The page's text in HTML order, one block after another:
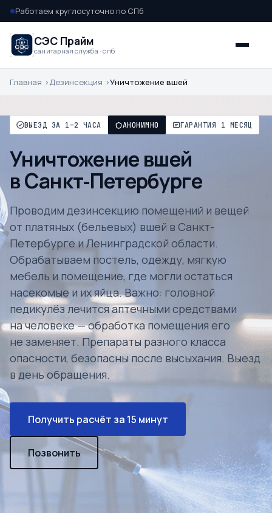
●Работаем круглосуточно по СПб
СЭС Прайм
санитарная служба · спб
Главная Дезинсекция Уничтожение вшей
ВЫЕЗД ЗА 1–2 ЧАСА АНОНИМНО ГАРАНТИЯ 1 МЕСЯЦ
Уничтожение вшей
в Санкт-Петербурге
Проводим дезинсекцию помещений и вещей
от платяных (бельевых) вшей в Санкт-
Петербурге и Ленинградской области.
Обрабатываем постель, одежду, мягкую
мебель и помещение, где могли остаться
насекомые и их яйца. Важно: головной
педикулёз лечится аптечными средствами
на человеке — обработка помещения его
не заменяет. Препараты разного класса
опасности, безопасны после высыхания. Выезд
в день обращения.
Получить расчёт за 15 минут
Позвонить